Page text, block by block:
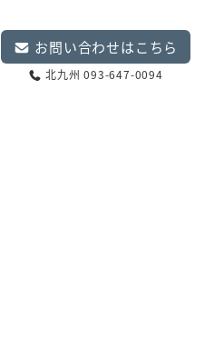
お問い合わせはこちら
北九州 093-647-0094